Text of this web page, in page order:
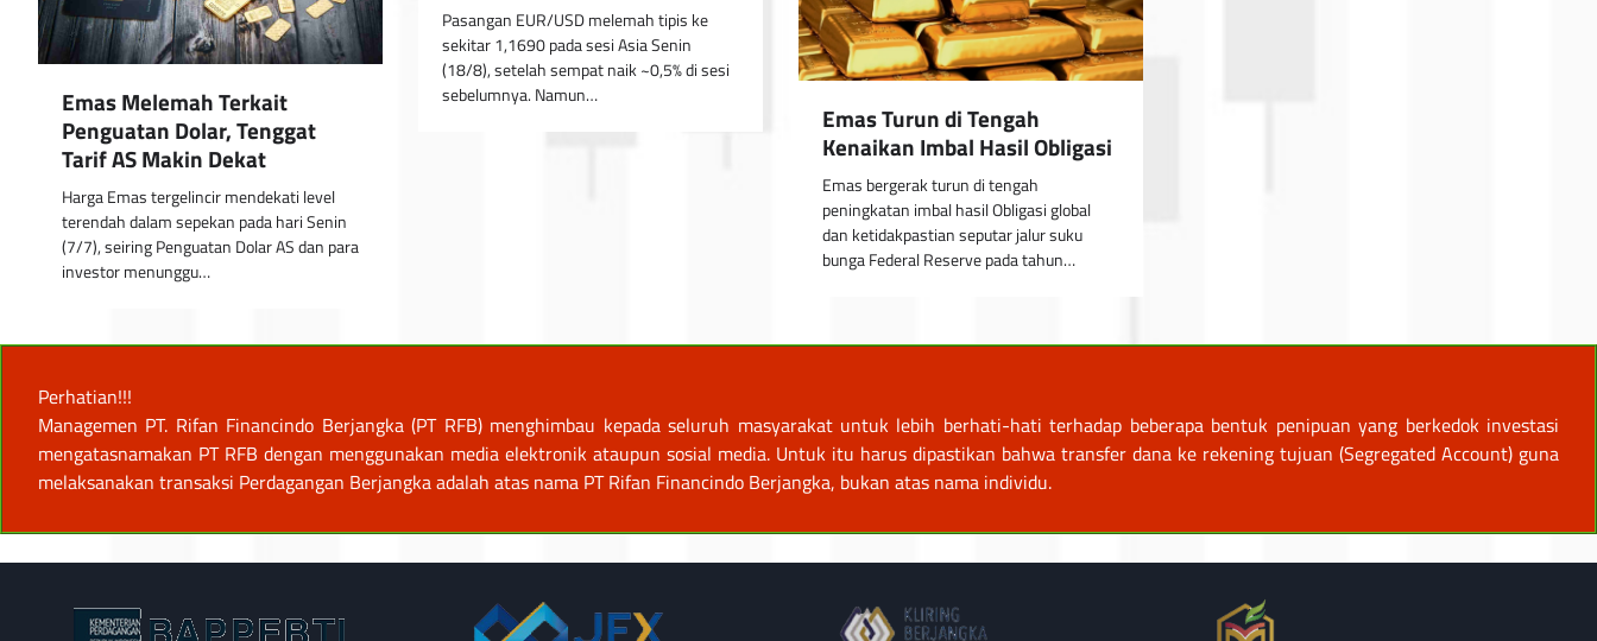
Emas Melemah Terkait
Penguatan Dolar, Tenggat
Tarif AS Makin Dekat
Harga Emas tergelincir mendekati level
terendah dalam sepekan pada hari Senin
(7/7), seiring Penguatan Dolar AS dan para
investor menunggu…
Pasangan EUR/USD melemah tipis ke
sekitar 1,1690 pada sesi Asia Senin
(18/8), setelah sempat naik ~0,5% di sesi
sebelumnya. Namun…
Emas Turun di Tengah
Kenaikan Imbal Hasil Obligasi
Emas bergerak turun di tengah
peningkatan imbal hasil Obligasi global
dan ketidakpastian seputar jalur suku
bunga Federal Reserve pada tahun…
Perhatian!!!
Managemen PT. Rifan Financindo Berjangka (PT RFB) menghimbau kepada seluruh masyarakat untuk lebih berhati-hati terhadap beberapa bentuk penipuan yang berkedok investasi
mengatasnamakan PT RFB dengan menggunakan media elektronik ataupun sosial media. Untuk itu harus dipastikan bahwa transfer dana ke rekening tujuan (Segregated Account) guna
melaksanakan transaksi Perdagangan Berjangka adalah atas nama PT Rifan Financindo Berjangka, bukan atas nama individu.